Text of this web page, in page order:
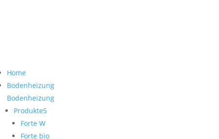
Home
Bodenheizung
Bodenheizung
Produkte
Forte W
Forte bio